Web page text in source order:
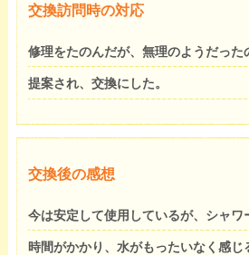
交換訪問時の対応
修理をたのんだが、無理のようだった
提案され、交換にした。
交換後の感想
今は安定して使用しているが、シャワ
時間がかかり、水がもったいなく感じ